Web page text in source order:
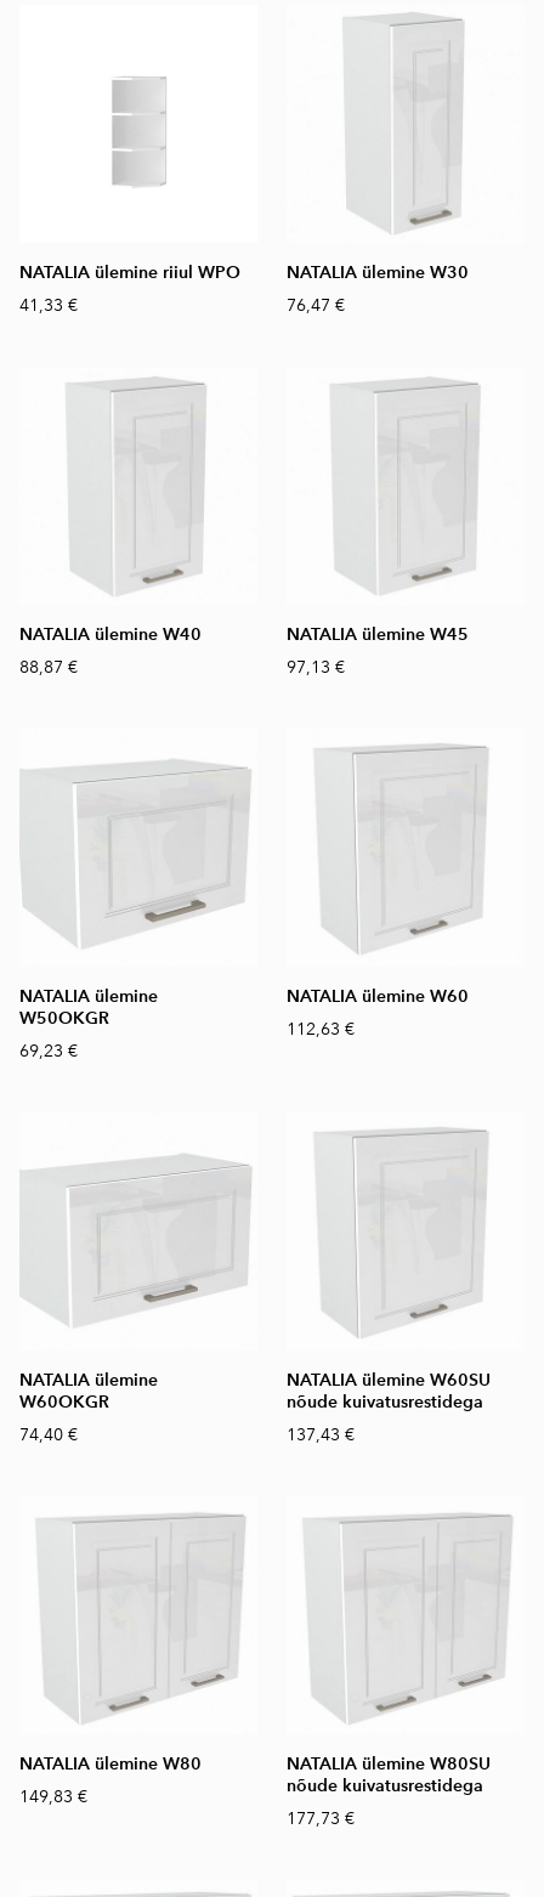
NATALIA ülemine riiul WPO
41,33 €
NATALIA ülemine W30
76,47 €
NATALIA ülemine W40
88,87 €
NATALIA ülemine W45
97,13 €
NATALIA ülemine
W50OKGR
69,23 €
NATALIA ülemine W60
112,63 €
NATALIA ülemine
W60OKGR
74,40 €
NATALIA ülemine W60SU
nõude kuivatusrestidega
137,43 €
NATALIA ülemine W80
149,83 €
NATALIA ülemine W80SU
nõude kuivatusrestidega
177,73 €